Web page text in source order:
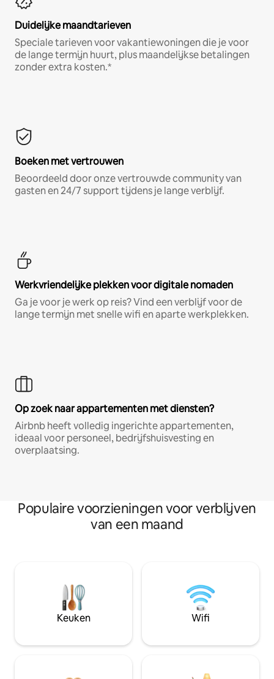
Duidelijke maandtarieven
Speciale tarieven voor vakantiewoningen die je voor
de lange termijn huurt, plus maandelijkse betalingen
zonder extra kosten.*
Boeken met vertrouwen
Beoordeeld door onze vertrouwde community van
gasten en 24/7 support tijdens je lange verblijf.
Werkvriendelijke plekken voor digitale nomaden
Ga je voor je werk op reis? Vind een verblijf voor de
lange termijn met snelle wifi en aparte werkplekken.
Op zoek naar appartementen met diensten?
Airbnb heeft volledig ingerichte appartementen,
ideaal voor personeel, bedrijfshuisvesting en
overplaatsing.
Populaire voorzieningen voor verblijven
van een maand
Keuken Wifi